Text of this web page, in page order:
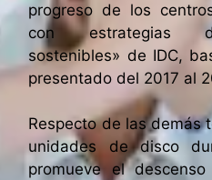
progreso de los
con estrategias
sostenibles» de IDC,
presentado del 2017 al
Respecto de las demás
unidades de disco
promueve el